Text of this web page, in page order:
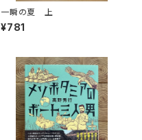
一瞬の夏 上
¥781